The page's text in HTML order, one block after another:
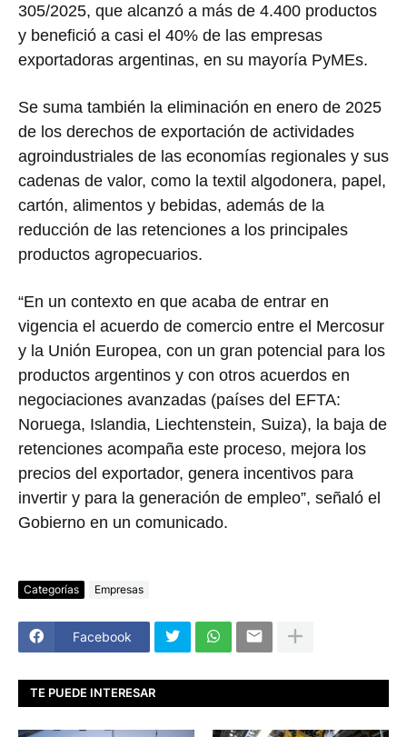
305/2025, que alcanzó a más de 4.400 productos
y benefició a casi el 40% de las empresas
exportadoras argentinas, en su mayoría PyMEs.
Se suma también la eliminación en enero de 2025
de los derechos de exportación de actividades
agroindustriales de las economías regionales y sus
cadenas de valor, como la textil algodonera, papel,
cartón, alimentos y bebidas, además de la
reducción de las retenciones a los principales
productos agropecuarios.
“En un contexto en que acaba de entrar en
vigencia el acuerdo de comercio entre el Mercosur
y la Unión Europea, con un gran potencial para los
productos argentinos y con otros acuerdos en
negociaciones avanzadas (países del EFTA:
Noruega, Islandia, Liechtenstein, Suiza), la baja de
retenciones acompaña este proceso, mejora los
precios del exportador, genera incentivos para
invertir y para la generación de empleo”, señaló el
Gobierno en un comunicado.
Categorías Empresas
Facebook
TE PUEDE INTERESAR